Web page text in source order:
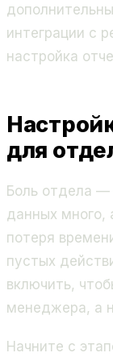
интеграции с
настройка
для
Боль отдела —
данных
потеря
пустых
включить,
менеджера, а
Начните с